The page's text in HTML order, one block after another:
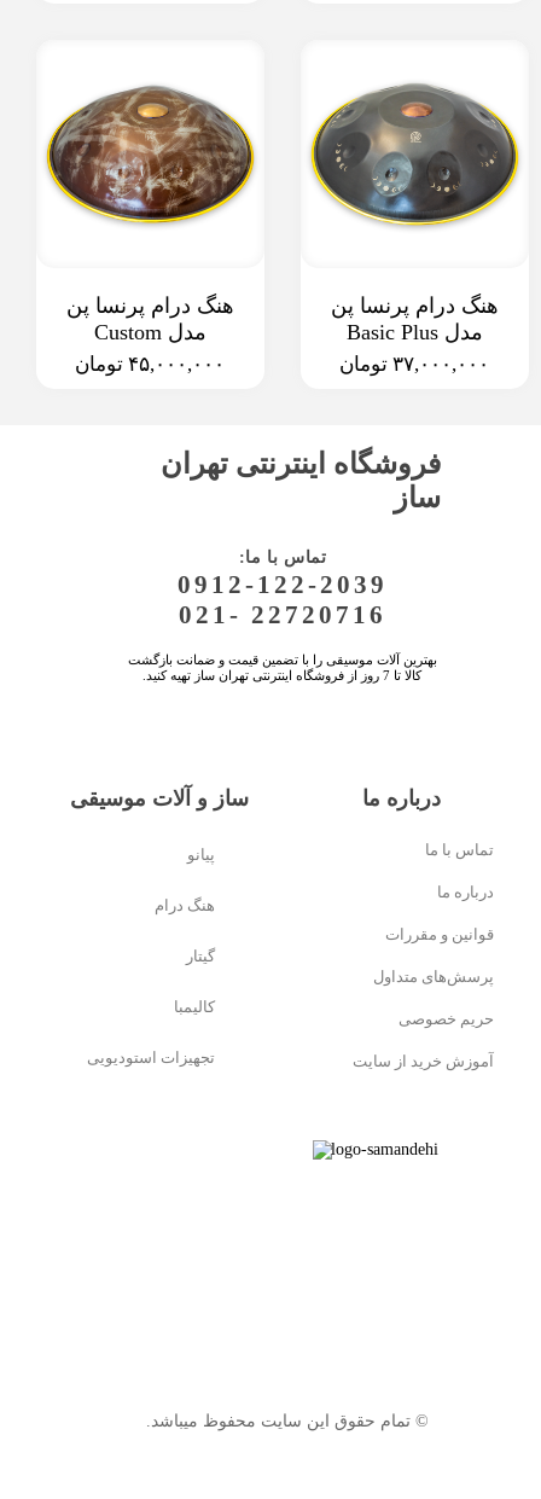
هنگ درام پرنسا پن
مدل Basic Plus
۳۷,۰۰۰,۰۰۰ تومان
هنگ درام پرنسا پن
مدل Custom
۴۵,۰۰۰,۰۰۰ تومان
فروشگاه اینترنتی تهران
ساز
:تماس با ما
0912-122-2039
021- 22720716
بهترین آلات موسیقی را با تضمین قیمت و ضمانت بازگشت
کالا تا 7 روز از فروشگاه اینترنتی تهران ساز تهیه کنید.
تماس با ما
درباره ما
قوانین و مقررات
پرسش‌های متداول
حریم خصوصی
آموزش خرید از سایت
درباره ما ساز و آلات موسیقی
پیانو
هنگ درام
گیتار
کالیمبا
تجهیزات استودیویی
© تمام حقوق این سایت محفوظ میباشد.